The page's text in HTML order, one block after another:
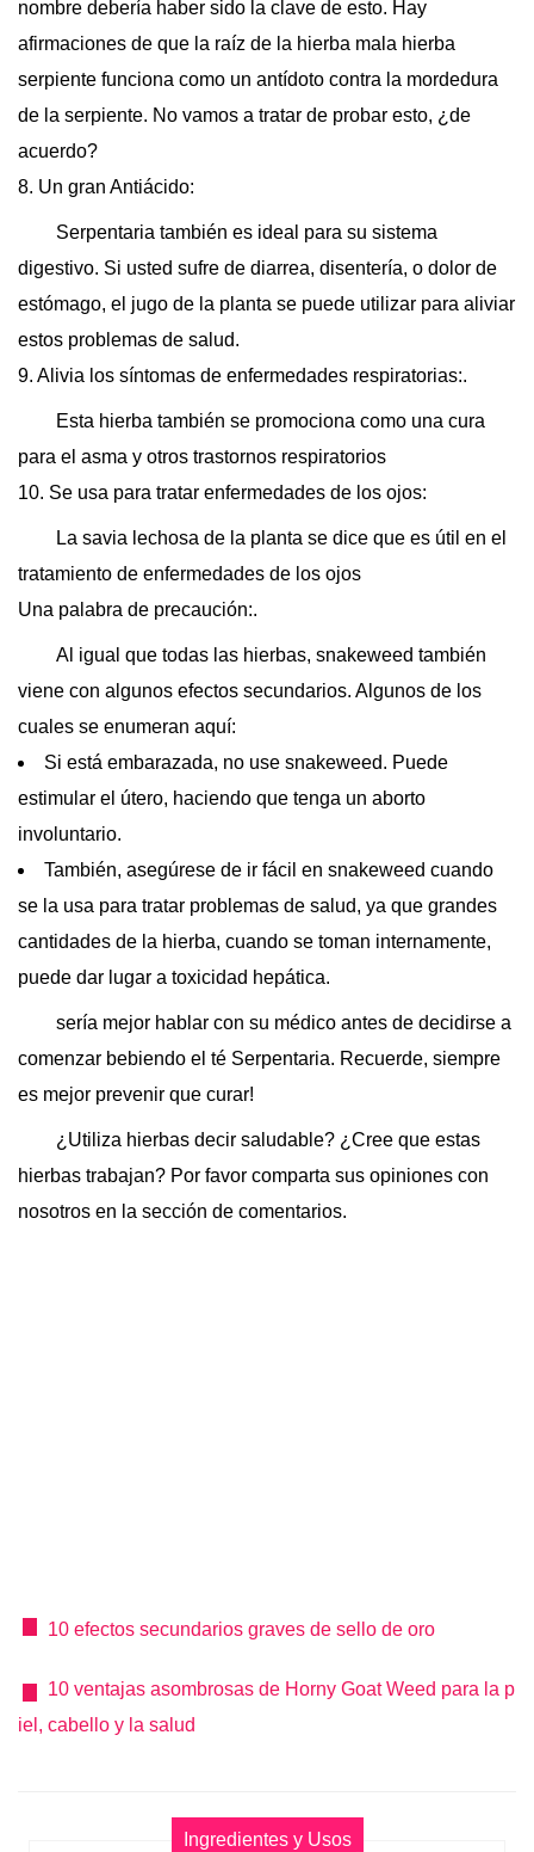
nombre debería haber sido la clave de esto. Hay
afirmaciones de que la raíz de la hierba mala hierba
serpiente funciona como un antídoto contra la mordedura
de la serpiente. No vamos a tratar de probar esto, ¿de
acuerdo?
8. Un gran Antiácido:
Serpentaria también es ideal para su sistema
digestivo. Si usted sufre de diarrea, disentería, o dolor de
estómago, el jugo de la planta se puede utilizar para aliviar
estos problemas de salud.
9. Alivia los síntomas de enfermedades respiratorias:.
Esta hierba también se promociona como una cura
para el asma y otros trastornos respiratorios
10. Se usa para tratar enfermedades de los ojos:
La savia lechosa de la planta se dice que es útil en el
tratamiento de enfermedades de los ojos
Una palabra de precaución:.
Al igual que todas las hierbas, snakeweed también
viene con algunos efectos secundarios. Algunos de los
cuales se enumeran aquí:
Si está embarazada, no use snakeweed. Puede
estimular el útero, haciendo que tenga un aborto
involuntario.
También, asegúrese de ir fácil en snakeweed cuando
se la usa para tratar problemas de salud, ya que grandes
cantidades de la hierba, cuando se toman internamente,
puede dar lugar a toxicidad hepática.
sería mejor hablar con su médico antes de decidirse a
comenzar bebiendo el té Serpentaria. Recuerde, siempre
es mejor prevenir que curar!
¿Utiliza hierbas decir saludable? ¿Cree que estas
hierbas trabajan? Por favor comparta sus opiniones con
nosotros en la sección de comentarios.
10 efectos secundarios graves de sello de oro
10 ventajas asombrosas de Horny Goat Weed para la p
iel, cabello y la salud
Ingredientes y Usos